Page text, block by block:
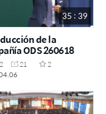
35 : 39
de la
ODS 260618
21
2